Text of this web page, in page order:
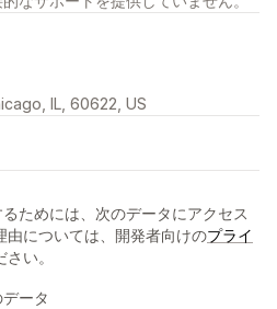
IL, 60622, US
ためには、次のデータにアクセス
については、開発者向けのプライ
い。
ータ